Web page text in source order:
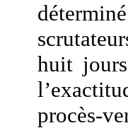
huit
procès-